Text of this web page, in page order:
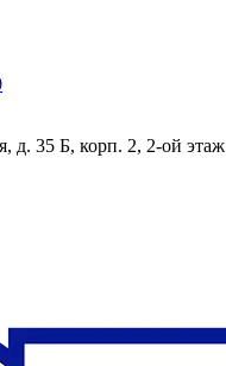
д. 35 Б, корп. 2, 2-ой этаж